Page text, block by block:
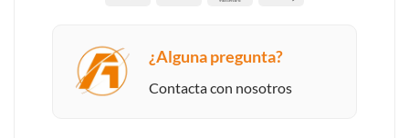
¿Alguna pregunta?
Contacta con nosotros